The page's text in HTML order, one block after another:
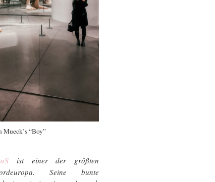
Mueck’s “Boy”
ist einer der größten
Seine bunte